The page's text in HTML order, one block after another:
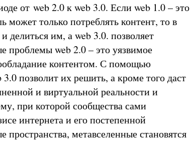
от web 2.0 к web 3.0. Если web 1.0 – это
может только потреблять контент, то в
делиться им, а web 3.0. позволяет
проблемы web 2.0 – это уязвимое
контентом. С помощью
позволит их решить, а кроме того даст
и виртуальной реальности и
при которой сообщества сами
интернета и его постепенной
метавселенные становятся